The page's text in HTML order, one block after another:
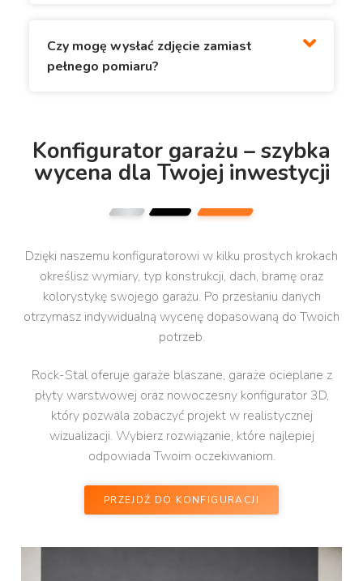
Czy mogę wysłać zdjęcie zamiast
pełnego pomiaru?
Konfigurator garażu – szybka
wycena dla Twojej inwestycji
Dzięki naszemu konfiguratorowi w kilku prostych krokach
określisz wymiary, typ konstrukcji, dach, bramę oraz
kolorystykę swojego garażu. Po przesłaniu danych
otrzymasz indywidualną wycenę dopasowaną do Twoich
potrzeb.
Rock-Stal oferuje garaże blaszane, garaże ocieplane z
płyty warstwowej oraz nowoczesny konfigurator 3D,
który pozwala zobaczyć projekt w realistycznej
wizualizacji. Wybierz rozwiązanie, które najlepiej
odpowiada Twoim oczekiwaniom.
PRZEJDŹ DO KONFIGURACJI